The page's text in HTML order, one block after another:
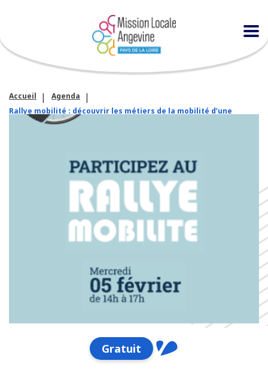
Accueil
Agenda
Rallye mobilité : découvrir les métiers de la mobilité d’une
manière ludique et immersive !
Gratuit